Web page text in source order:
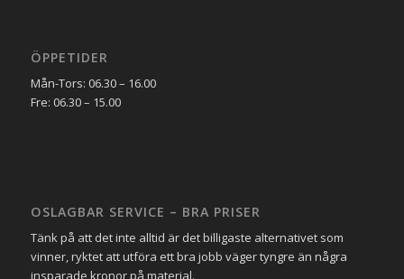
ÖPPETIDER
Mån-Tors: 06.30 – 16.00
Fre: 06.30 – 15.00
OSLAGBAR SERVICE – BRA PRISER
Tänk på att det inte alltid är det billigaste alternativet som
vinner, ryktet att utföra ett bra jobb väger tyngre än några
insparade kronor på material.